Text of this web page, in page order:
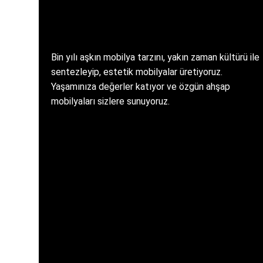
Bin yılı aşkın mobilya tarzını, yakın zaman kültürü ile
sentezleyip, estetik mobilyalar üretiyoruz.
Yaşamınıza değerler katıyor ve özgün ahşap
mobilyaları sizlere sunuyoruz.